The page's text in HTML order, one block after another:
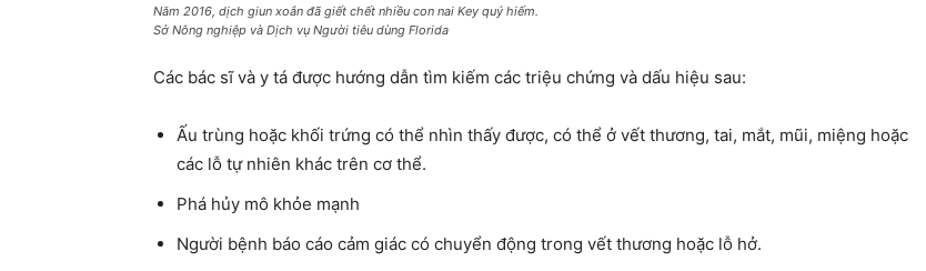
Năm 2016, dịch giun xoắn đã giết chết nhiều con nai Key quý hiếm.
Sở Nông nghiệp và Dịch vụ Người tiêu dùng Florida
Các bác sĩ và y tá được hướng dẫn tìm kiếm các triệu chứng và dấu hiệu sau:
Ấu trùng hoặc khối trứng có thể nhìn thấy được, có thể ở vết thương, tai, mắt, mũi, miệng hoặc
các lỗ tự nhiên khác trên cơ thể.
Phá hủy mô khỏe mạnh
Người bệnh báo cáo cảm giác có chuyển động trong vết thương hoặc lỗ hở.